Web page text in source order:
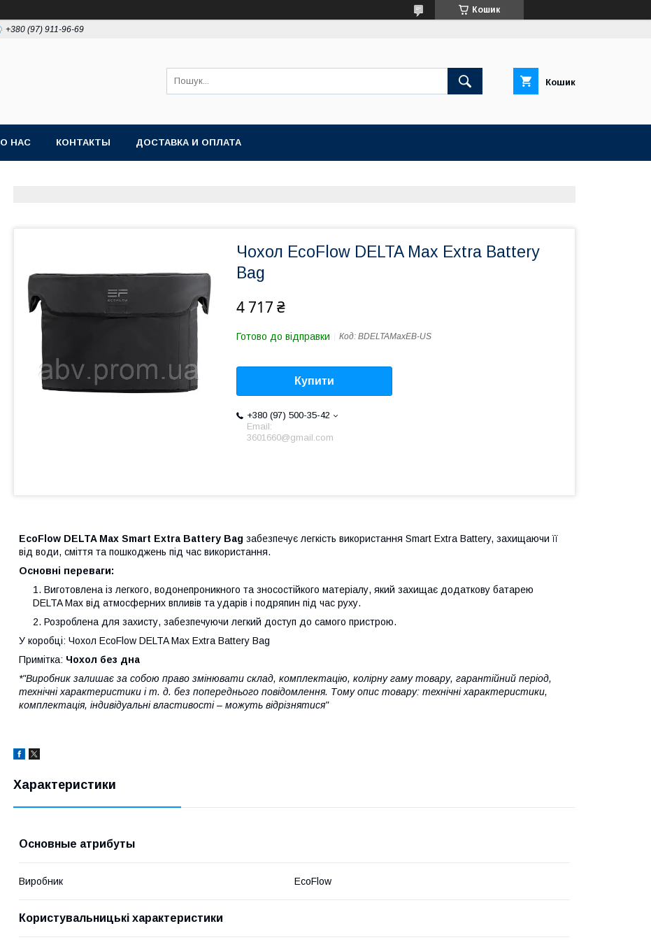
Кошик
+380 (97) 911-96-69
Кошик
О НАС КОНТАКТЫ ДОСТАВКА И ОПЛАТА
Чохол EcoFlow DELTA Max Extra Battery
Bag
4 717 ₴
Готово до відправки Код: BDELTAMaxEB-US
Купити
+380 (97) 500-35-42
Email:
3601660@gmail.com
EcoFlow DELTA Max Smart Extra Battery Bag забезпечує легкість використання Smart Extra Battery, захищаючи її
від води, сміття та пошкоджень під час використання.
Основні переваги:
Виготовлена із легкого, водонепроникного та зносостійкого матеріалу, який захищає додаткову батарею
DELTA Max від атмосферних впливів та ударів і подряпин під час руху.
Розроблена для захисту, забезпечуючи легкий доступ до самого пристрою.
У коробці: Чохол EcoFlow DELTA Max Extra Battery Bag
Примітка: Чохол без дна
*"Виробник залишає за собою право змінювати склад, комплектацію, колірну гаму товару, гарантійний період,
технічні характеристики і т. д. без попереднього повідомлення. Тому опис товару: технічні характеристики,
комплектація, індивідуальні властивості – можуть відрізнятися"
Характеристики
Основные атрибуты
Виробник EcoFlow
Користувальницькі характеристики